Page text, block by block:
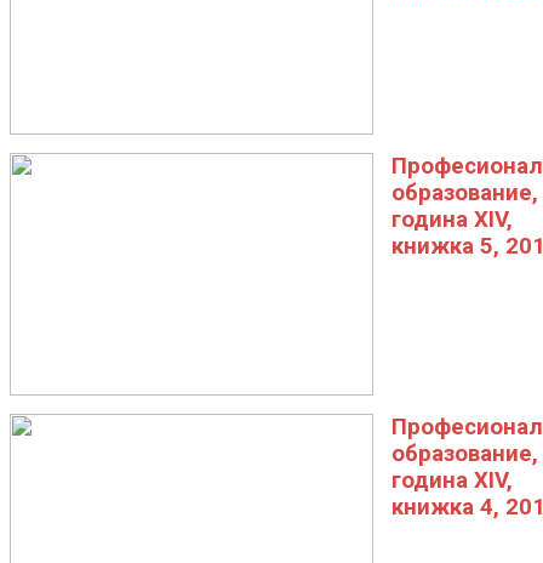
образование,
година XIV,
книжка 5,
образование,
година XIV,
книжка 4,